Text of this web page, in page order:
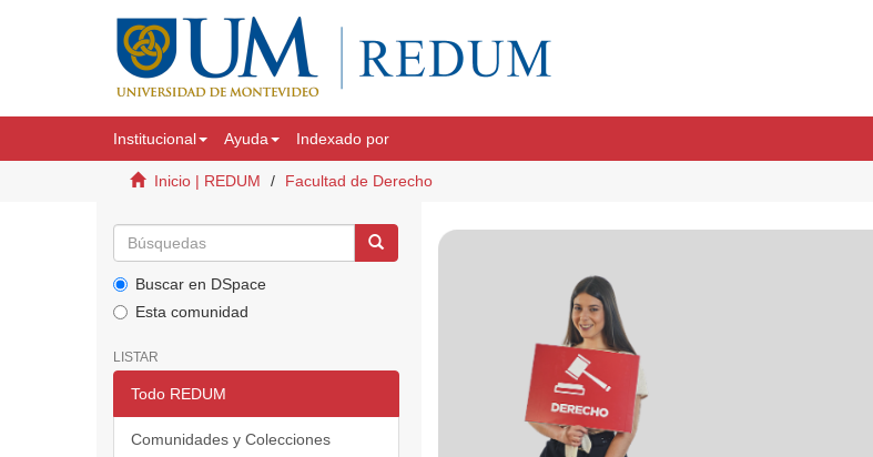
Institucional Ayuda Indexado por
Inicio | REDUM Facultad de Derecho
Buscar en DSpace
Esta comunidad
LISTAR
Todo REDUM
Comunidades y Colecciones